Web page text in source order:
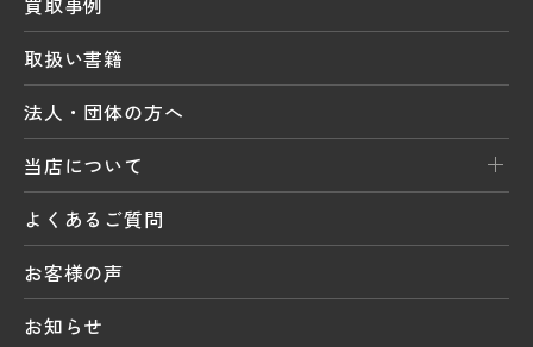
取扱い書籍
法人・団体の方へ
当店について
よくあるご質問
お客様の声
お知らせ